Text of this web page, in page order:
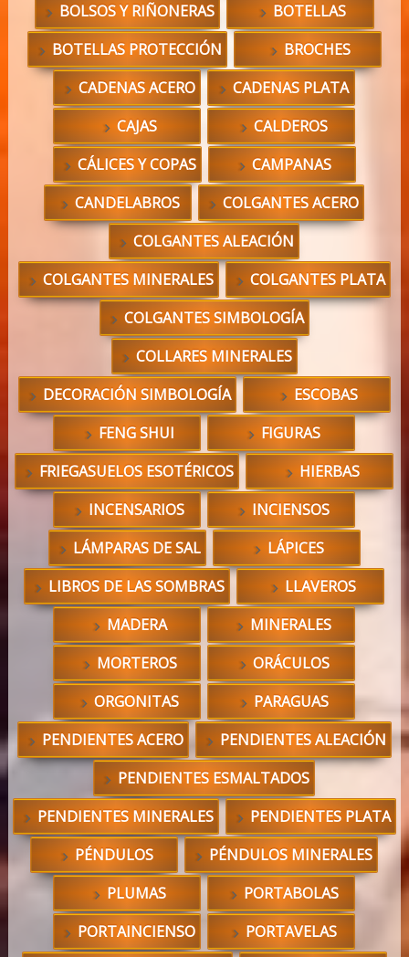
BOLSOS Y RIÑONERAS
BOTELLAS
BOTELLAS PROTECCIÓN
BROCHES
CADENAS ACERO
CADENAS PLATA
CAJAS
CALDEROS
CÁLICES Y COPAS
CAMPANAS
CANDELABROS
COLGANTES ACERO
COLGANTES ALEACIÓN
COLGANTES MINERALES
COLGANTES PLATA
COLGANTES SIMBOLOGÍA
COLLARES MINERALES
DECORACIÓN SIMBOLOGÍA
ESCOBAS
FENG SHUI
FIGURAS
FRIEGASUELOS ESOTÉRICOS
HIERBAS
INCENSARIOS
INCIENSOS
LÁMPARAS DE SAL
LÁPICES
LIBROS DE LAS SOMBRAS
LLAVEROS
MADERA
MINERALES
MORTEROS
ORÁCULOS
ORGONITAS
PARAGUAS
PENDIENTES ACERO
PENDIENTES ALEACIÓN
PENDIENTES ESMALTADOS
PENDIENTES MINERALES
PENDIENTES PLATA
PÉNDULOS
PÉNDULOS MINERALES
PLUMAS
PORTABOLAS
PORTAINCIENSO
PORTAVELAS